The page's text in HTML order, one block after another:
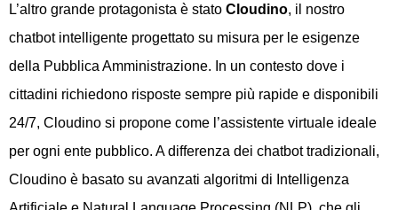
L’altro grande protagonista è stato Cloudino, il nostro
chatbot intelligente progettato su misura per le esigenze
della Pubblica Amministrazione. In un contesto dove i
cittadini richiedono risposte sempre più rapide e disponibili
24/7, Cloudino si propone come l’assistente virtuale ideale
per ogni ente pubblico. A differenza dei chatbot tradizionali,
Cloudino è basato su avanzati algoritmi di Intelligenza